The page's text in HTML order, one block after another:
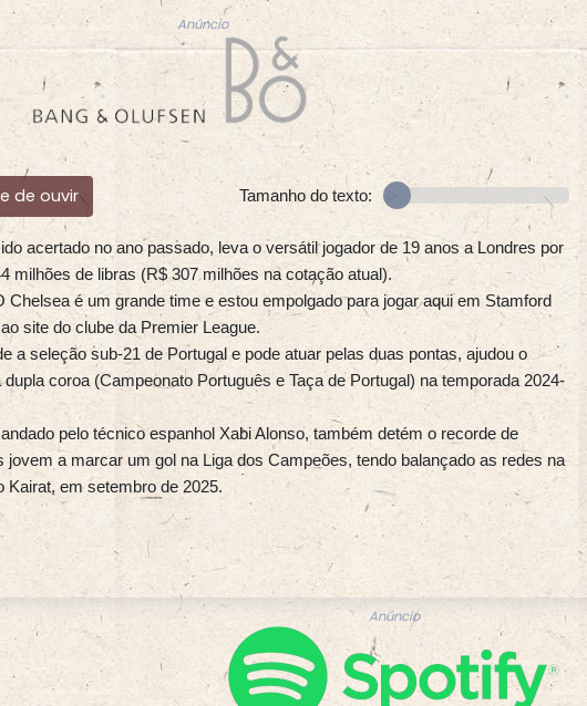
Anúncio
de ouvir Tamanho do texto:
acertado no ano passado, leva o versátil jogador de 19 anos a Londres por
milhões de libras (R$ 307 milhões na cotação atual).
Chelsea é um grande time e estou empolgado para jogar aqui em Stamford
site do clube da Premier League.
a seleção sub-21 de Portugal e pode atuar pelas duas pontas, ajudou o
coroa (Campeonato Português e Taça de Portugal) na temporada 2024-
pelo técnico espanhol Xabi Alonso, também detém o recorde de
jovem a marcar um gol na Liga dos Campeões, tendo balançado as redes na
Kairat, em setembro de 2025.
Anúncio